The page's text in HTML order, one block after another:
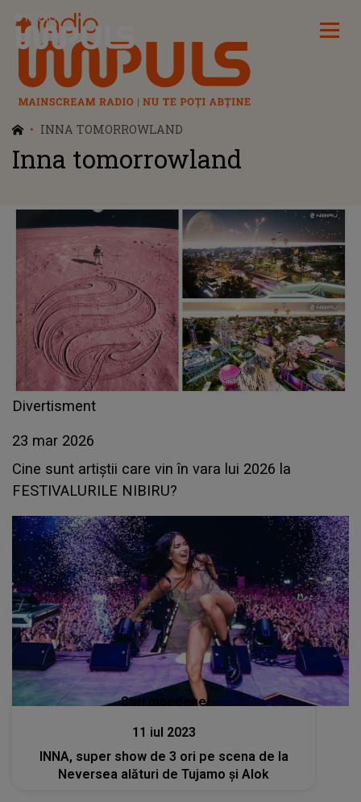
Radio Impuls
INNA TOMORROWLAND
Inna tomorrowland
Divertisment
23 mar 2026
Cine sunt artiștii care vin în vara lui 2026 la
FESTIVALURILE NIBIRU?
Stiri mondene
11 iul 2023
INNA, super show de 3 ori pe scena de la
Neversea alături de Tujamo și Alok